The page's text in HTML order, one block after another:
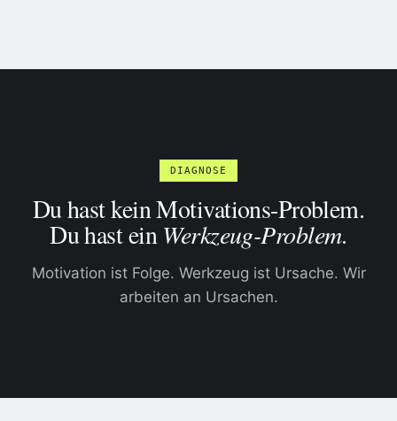
DIAGNOSE
Du hast kein Motivations-Problem.
Du hast ein Werkzeug-Problem.
Motivation ist Folge. Werkzeug ist Ursache. Wir
arbeiten an Ursachen.